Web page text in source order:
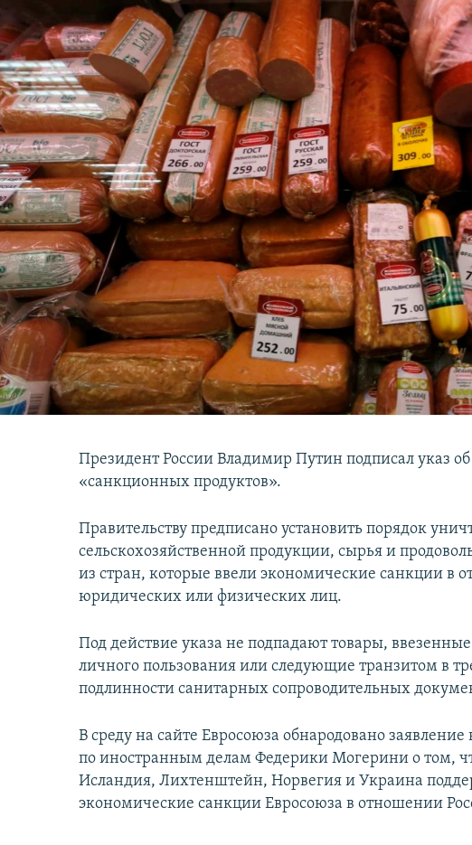
Президент России Владимир Путин подписал указ
«санкционных продуктов».
Правительству предписано установить порядок
сельскохозяйственной продукции, сырья и
из стран, которые ввели экономические санкции в
юридических или физических лиц.
Под действие указа не подпадают товары,
личного пользования или следующие транзитом в
подлинности санитарных сопроводительных
В среду на сайте Евросоюза обнародовано заявление
по иностранным делам Федерики Могерини о том,
Исландия, Лихтенштейн, Норвегия и Украина
экономические санкции Евросоюза в отношении